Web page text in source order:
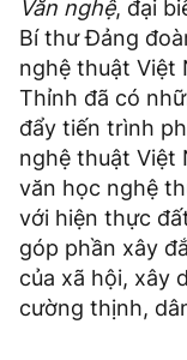
Văn nghệ, đại
Bí thư Đảng
nghệ thuật Việt
Thỉnh đã có
đẩy tiến trình
nghệ thuật Việt
văn học nghệ
với hiện thực
góp phần xây
của xã hội, xây
cường thịnh,